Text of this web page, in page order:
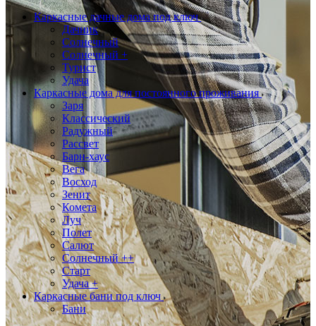
Каркасные дачные дома под ключ
Дачник
Солнечный
Солнечный +
Турист
Удача
Каркасные дома для постоянного проживания
Заря
Классический
Радужный
Рассвет
Барн-хаус
Вега
Восход
Зенит
Комета
Луч
Полет
Салют
Солнечный ++
Старт
Удача +
Каркасные бани под ключ
Бани